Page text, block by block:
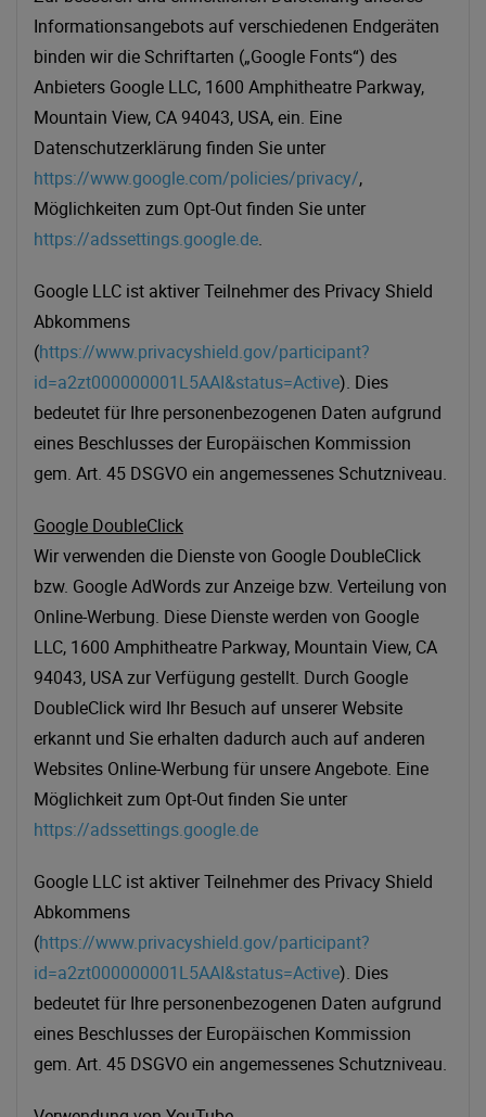
Informationsangebots auf verschiedenen Endgeräten
binden wir die Schriftarten („Google Fonts“) des
Anbieters Google LLC, 1600 Amphitheatre Parkway,
Mountain View, CA 94043, USA, ein. Eine
Datenschutzerklärung finden Sie unter
https://www.google.com/policies/privacy/,
Möglichkeiten zum Opt-Out finden Sie unter
https://adssettings.google.de.
Google LLC ist aktiver Teilnehmer des Privacy Shield
Abkommens
(https://www.privacyshield.gov/participant?
id=a2zt000000001L5AAI&status=Active). Dies
bedeutet für Ihre personenbezogenen Daten aufgrund
eines Beschlusses der Europäischen Kommission
gem. Art. 45 DSGVO ein angemessenes Schutzniveau.
Google DoubleClick
Wir verwenden die Dienste von Google DoubleClick
bzw. Google AdWords zur Anzeige bzw. Verteilung von
Online-Werbung. Diese Dienste werden von Google
LLC, 1600 Amphitheatre Parkway, Mountain View, CA
94043, USA zur Verfügung gestellt. Durch Google
DoubleClick wird Ihr Besuch auf unserer Website
erkannt und Sie erhalten dadurch auch auf anderen
Websites Online-Werbung für unsere Angebote. Eine
Möglichkeit zum Opt-Out finden Sie unter
https://adssettings.google.de
Google LLC ist aktiver Teilnehmer des Privacy Shield
Abkommens
(https://www.privacyshield.gov/participant?
id=a2zt000000001L5AAI&status=Active). Dies
bedeutet für Ihre personenbezogenen Daten aufgrund
eines Beschlusses der Europäischen Kommission
gem. Art. 45 DSGVO ein angemessenes Schutzniveau.